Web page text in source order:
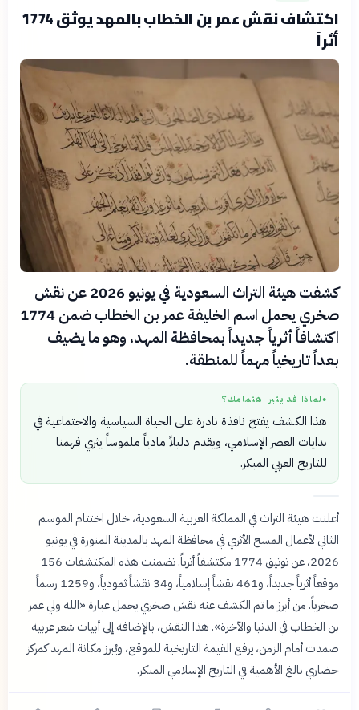
اكتشاف نقش عمر بن الخطاب بالمهد يوثق 1774
أثراً
كشفت هيئة التراث السعودية في يونيو 2026 عن نقش
صخري يحمل اسم الخليفة عمر بن الخطاب ضمن 1774
اكتشافاً أثرياً جديداً بمحافظة المهد، وهو ما يضيف
بعداً تاريخياً مهماً للمنطقة.
● لماذا قد يثير اهتمامك؟
هذا الكشف يفتح نافذة نادرة على الحياة السياسية والاجتماعية في
بدايات العصر الإسلامي، ويقدم دليلاً مادياً ملموساً يثري فهمنا
للتاريخ العربي المبكر.
أعلنت هيئة التراث في المملكة العربية السعودية، خلال اختتام الموسم
الثاني لأعمال المسح الأثري في محافظة المهد بالمدينة المنورة في يونيو
2026، عن توثيق 1774 مكتشفاً أثرياً. تضمنت هذه المكتشفات 156
موقعاً أثرياً جديداً، و461 نقشاً إسلامياً، و34 نقشاً ثمودياً، و1259 رسماً
صخرياً. من أبرز ما تم الكشف عنه نقش صخري يحمل عبارة «الله ولي عمر
بن الخطاب في الدنيا والآخرة». هذا النقش، بالإضافة إلى أبيات شعر عربية
صمدت أمام الزمن، يرفع القيمة التاريخية للموقع، ويُبرز مكانة المهد كمركز
حضاري بالغ الأهمية في التاريخ الإسلامي المبكر.